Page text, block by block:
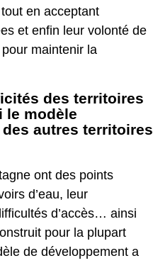
en acceptant
et enfin leur volonté de
maintenir la
des territoires
le modèle
autres territoires
ont des points
d’eau, leur
d’accès… ainsi
pour la plupart
de développement a